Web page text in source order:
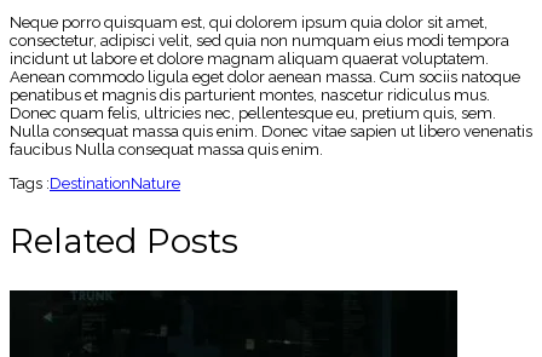
Neque porro quisquam est, qui dolorem ipsum quia dolor sit amet,
consectetur, adipisci velit, sed quia non numquam eius modi tempora
incidunt ut labore et dolore magnam aliquam quaerat voluptatem.
Aenean commodo ligula eget dolor aenean massa. Cum sociis natoque
penatibus et magnis dis parturient montes, nascetur ridiculus mus.
Donec quam felis, ultricies nec, pellentesque eu, pretium quis, sem.
Nulla consequat massa quis enim. Donec vitae sapien ut libero venenatis
faucibus Nulla consequat massa quis enim.
Tags :DestinationNature
Related Posts